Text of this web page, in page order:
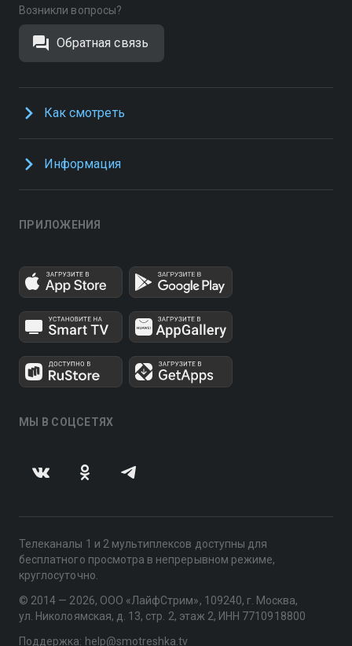
Возникли вопросы?
Обратная связь
Как смотреть
Информация
ПРИЛОЖЕНИЯ
МЫ В СОЦСЕТЯХ
Телеканалы 1 и 2 мультиплексов доступны для
бесплатного просмотра в непрерывном режиме,
круглосуточно.
© 2014 — 2026, ООО «ЛайфСтрим», 109240, г. Москва,
ул. Николоямская, д. 13, стр. 2, этаж 2, ИНН 7710918800
Поддержка: help@smotreshka.tv